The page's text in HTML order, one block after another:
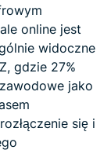
online jest
widoczne
gdzie 27%
jako
się i